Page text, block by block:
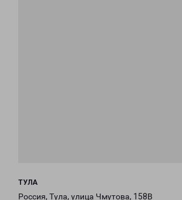
ТУЛА
Россия, Тула, улица Чмутова, 158В